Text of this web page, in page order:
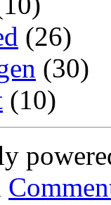
(26)
(30)
(10)